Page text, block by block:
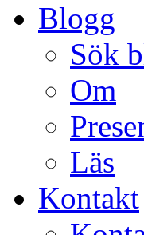
Blogg
Sök
Om
Läs
Kontakt